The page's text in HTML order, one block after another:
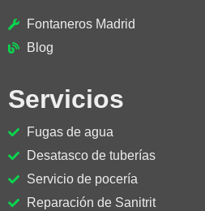
Fontaneros Madrid
Blog
Servicios
Fugas de agua
Desatasco de tuberías
Servicio de pocería
Reparación de Sanitrit